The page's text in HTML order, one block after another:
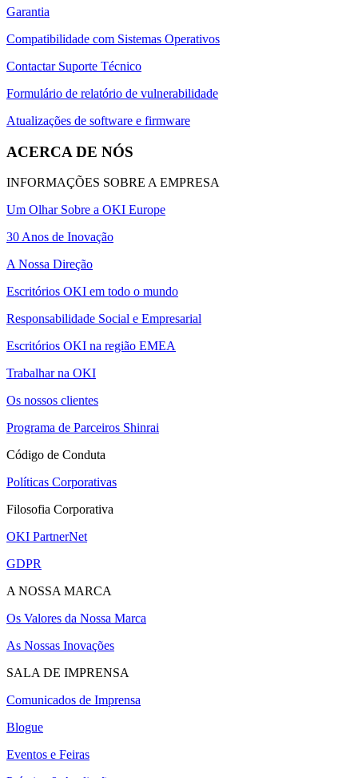
Garantia
Compatibilidade com Sistemas Operativos
Contactar Suporte Técnico
Formulário de relatório de vulnerabilidade
Atualizações de software e firmware
ACERCA DE NÓS
INFORMAÇÕES SOBRE A EMPRESA
Um Olhar Sobre a OKI Europe
30 Anos de Inovação
A Nossa Direção
Escritórios OKI em todo o mundo
Responsabilidade Social e Empresarial
Escritórios OKI na região EMEA
Trabalhar na OKI
Os nossos clientes
Programa de Parceiros Shinrai
Código de Conduta
Políticas Corporativas
Filosofia Corporativa
OKI PartnerNet
GDPR
A NOSSA MARCA
Os Valores da Nossa Marca
As Nossas Inovações
SALA DE IMPRENSA
Comunicados de Imprensa
Blogue
Eventos e Feiras